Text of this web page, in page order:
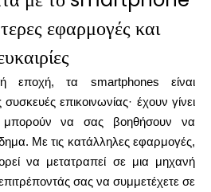
απαιτήσεων
μαρκών
μάρκας
εφαρμογές και
εποχή, τα smartphones είναι
επικοινωνίας· έχουν γίνει
μπορούν να σας βοηθήσουν να
Με τις κατάλληλες εφαρμογές,
να μετατραπεί σε μια μηχανή
σας να συμμετέχετε σε